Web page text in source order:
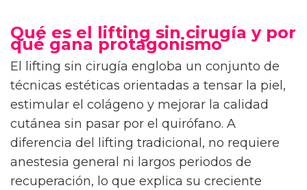
Qué es el lifting sin cirugía y por
qué gana protagonismo
El lifting sin cirugía engloba un conjunto de
técnicas estéticas orientadas a tensar la piel,
estimular el colágeno y mejorar la calidad
cutánea sin pasar por el quirófano. A
diferencia del lifting tradicional, no requiere
anestesia general ni largos periodos de
recuperación, lo que explica su creciente